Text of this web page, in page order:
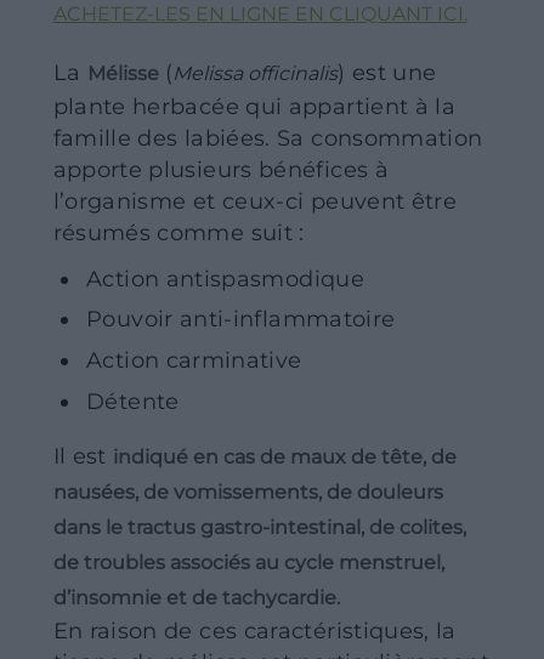
ACHETEZ-LES EN LIGNE EN CLIQUANT ICI.
La Mélisse(Melissa officinalis) est une
plante herbacée qui appartient à la
famille des labiées. Sa consommation
apporte plusieurs bénéfices à
l’organisme et ceux-ci peuvent être
résumés comme suit :
Action antispasmodique
Pouvoir anti-inflammatoire
Action carminative
Détente
Il est indiqué en cas de maux de tête, de
nausées, de vomissements, de douleurs
dans le tractus gastro-intestinal, de colites,
de troubles associés au cycle menstruel,
d’insomnie et de tachycardie.
En raison de ces caractéristiques, la